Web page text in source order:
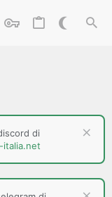
di
italia.net